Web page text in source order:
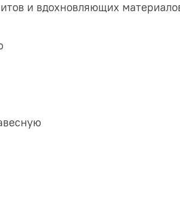
и вдохновляющих